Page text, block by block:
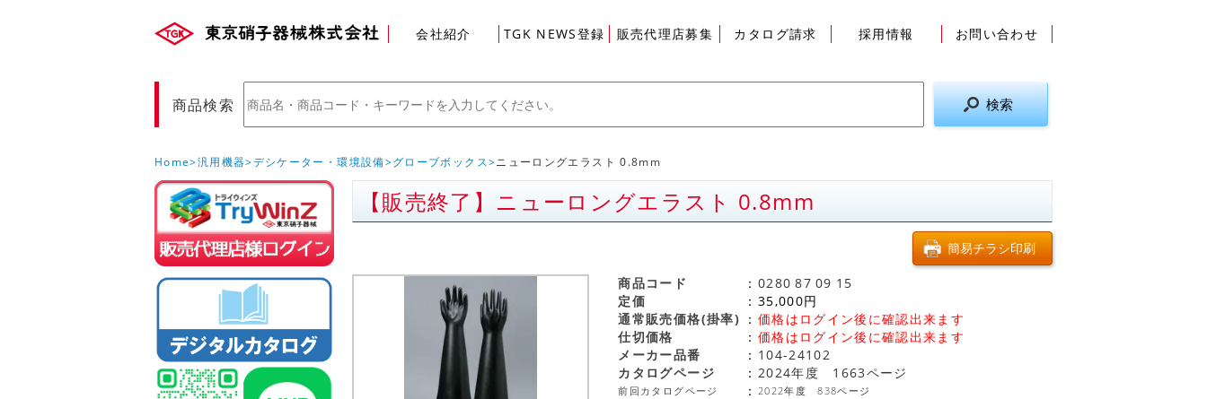
商品検索
会社紹介 TGK NEWS登録 販売代理店募集 カタログ請求 採用情報 お問い合わせ
Home 汎用機器 デシケーター・環境設備 グローブボックス ニューロングエラスト 0.8mm
販売店様ログイン
【販売終了】ニューロングエラスト 0.8mm
商品コード 0280 87 09 15
定価
35,000円
通常販売価格(掛率)
価格はログイン後に確認出来ます
仕切価格
価格はログイン後に確認出来ます
メーカー品番
104-24102
カタログページ
2024年度 1663ページ
前回カタログページ 2022年度 838ページ